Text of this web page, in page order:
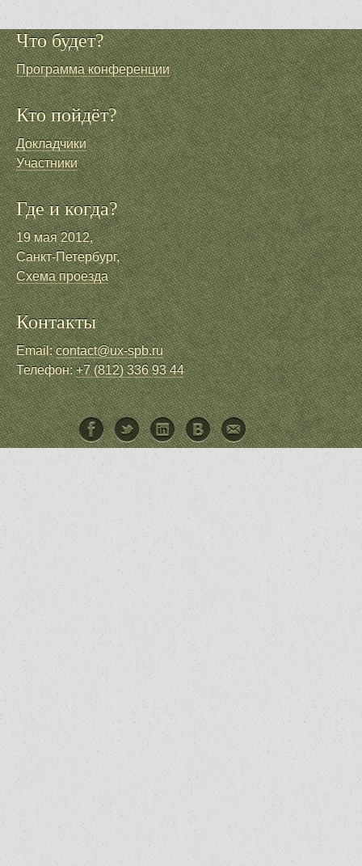
Что будет?
Программа конференции
Кто пойдёт?
Докладчики
Участники
Где и когда?
19 мая 2012,
Санкт-Петербург,
Схема проезда
Контакты
Email:contact@ux-spb.ru
Телефон:+7 (812) 336 93 44
Facebook
TwitterLinkedInВКонтактеНаписать письмо